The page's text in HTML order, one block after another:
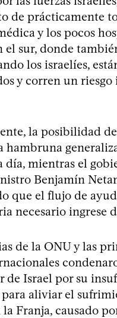
de prácticamente
y los pocos
el sur, donde
los israelíes,
y corren un
la posibilidad
hambruna
día, mientras el
Benjamín
que el flujo de
necesario ingrese
de la ONU y las
de Israel por su
aliviar el
Franja, causado